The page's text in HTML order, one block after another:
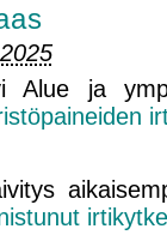
Alue ja